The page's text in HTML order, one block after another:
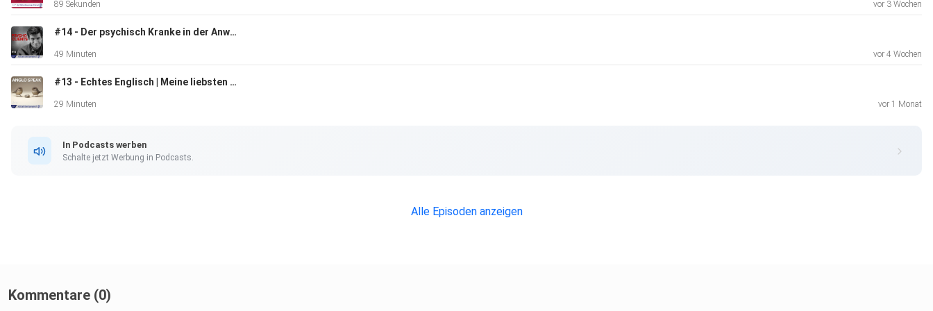
89 Sekunden vor 3 Wochen
#14 - Der psychisch Kranke in der Anwaltskanzlei. Was tun?
49 Minuten vor 4 Wochen
#13 - Echtes Englisch | Meine liebsten Sprüche aus 30 Jahren
29 Minuten vor 1 Monat
In Podcasts werben
Schalte jetzt Werbung in Podcasts.
Alle Episoden anzeigen
Kommentare (0)